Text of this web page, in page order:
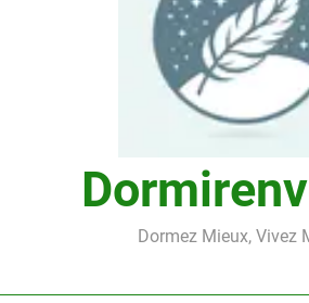
Choisir
Découvrez le
Trouvez le
Dormez Mieux, Vivez